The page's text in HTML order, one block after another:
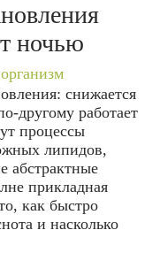
ночью
снижается
работает
процессы
липидов,
абстрактные
прикладная
как быстро
и насколько